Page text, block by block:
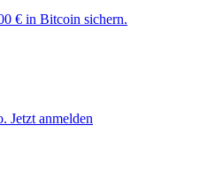
€ in Bitcoin sichern.
Jetzt anmelden